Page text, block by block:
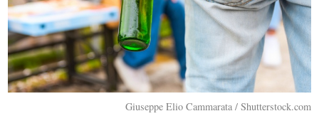
Giuseppe Elio Cammarata / Shutterstock.com